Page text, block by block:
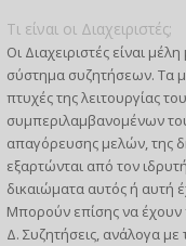
Τι είναι οι Διαχειριστές;
Οι Διαχειριστές είναι
σύστημα συζητήσεων. Τα
πτυχές της λειτουργίας
συμπεριλαμβανομένων
απαγόρευσης μελών, της
εξαρτώνται από τον
δικαιώματα αυτός ή αυτή
Μπορούν επίσης να έχουν
Δ. Συζητήσεις, ανάλογα με